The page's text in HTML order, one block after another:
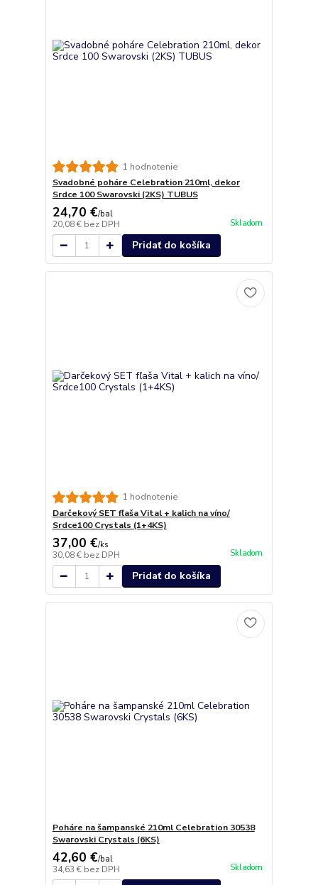
1 hodnotenie
Svadobné poháre Celebration 210ml, dekor
Srdce 100 Swarovski (2KS) TUBUS
24,70 €/bal
20,08 € bez DPH Skladom
Pridať do košíka
1 hodnotenie
Darčekový SET fľaša Vital + kalich na víno/
Srdce100 Crystals (1+4KS)
37,00 €/ks
30,08 € bez DPH Skladom
Pridať do košíka
Poháre na šampanské 210ml Celebration 30538
Swarovski Crystals (6KS)
42,60 €/bal
34,63 € bez DPH Skladom